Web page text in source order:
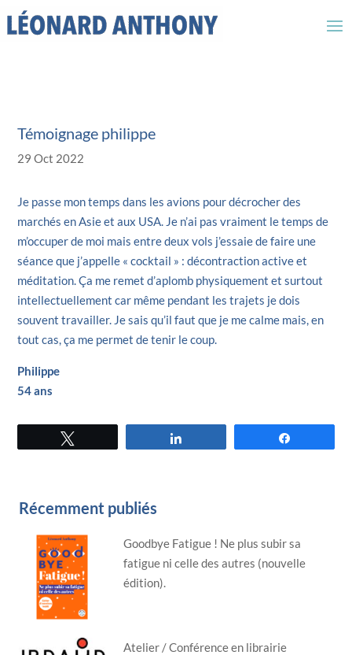
Témoignage philippe
29 Oct 2022
Je passe mon temps dans les avions pour décrocher des
marchés en Asie et aux USA. Je n’ai pas vraiment le temps de
m’occuper de moi mais entre deux vols j’essaie de faire une
séance que j’appelle « cocktail » : décontraction active et
méditation. Ça me remet d’aplomb physiquement et surtout
intellectuellement car même pendant les trajets je dois
souvent travailler. Je sais qu’il faut que je me calme mais, en
tout cas, ça me permet de tenir le coup.
Philippe
54 ans
Récemment publiés
Goodbye Fatigue ! Ne plus subir sa
fatigue ni celle des autres (nouvelle
édition).
Atelier / Conférence en librairie